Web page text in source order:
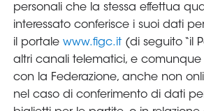
del
Shop
I
partner
delle